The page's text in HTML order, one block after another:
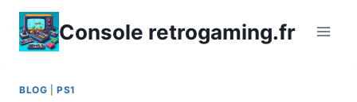
Aller
contenu
Console retrogaming.fr
BLOG |PS1